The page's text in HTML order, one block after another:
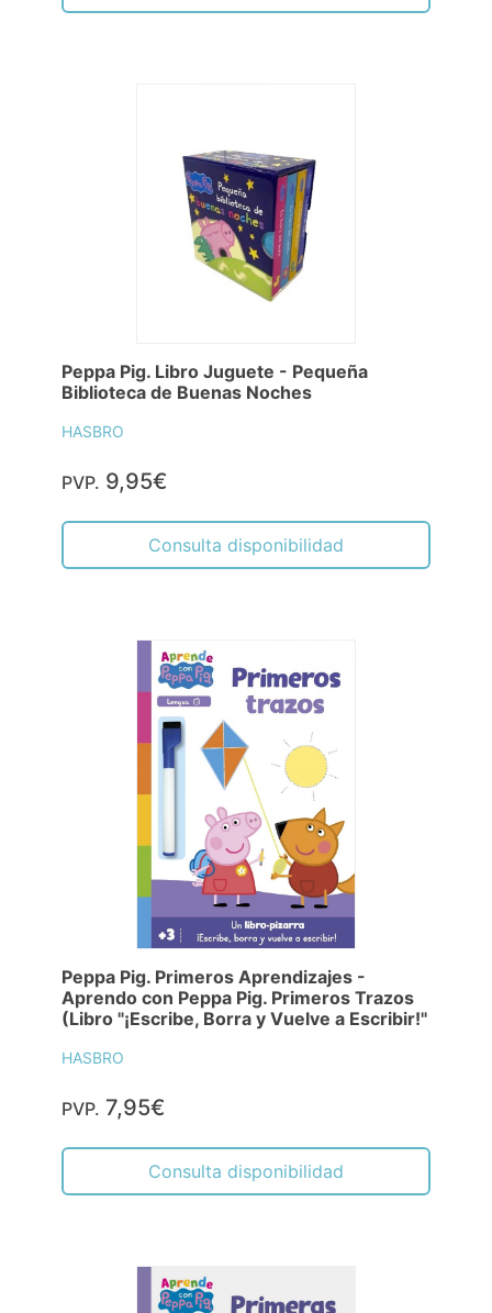
Peppa Pig. Libro Juguete - Pequeña
Biblioteca de Buenas Noches
HASBRO
PVP. 9,95€
Consulta disponibilidad
Peppa Pig. Primeros Aprendizajes -
Aprendo con Peppa Pig. Primeros Trazos
(Libro "¡Escribe, Borra y Vuelve a Escribir!"
HASBRO
PVP. 7,95€
Consulta disponibilidad